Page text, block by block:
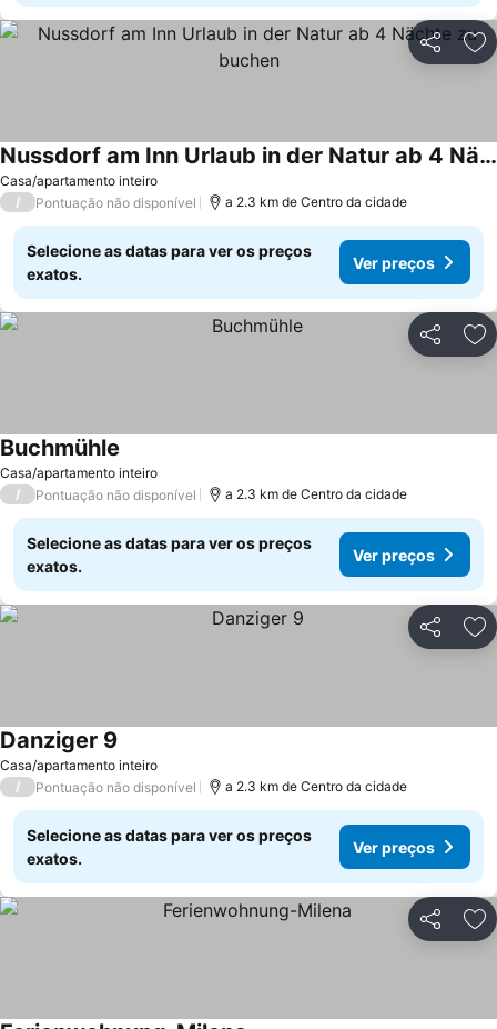
Partilhar
Casa/apartamento inteiro
Nussdorf am Inn Urlaub in der Natur ab 4 Nächte zu buchen
/ Pontuação não disponível a 2.3 km de Centro da cidade
Selecione as datas para ver os preços
exatos.
Ver preços
Partilhar
Casa/apartamento inteiro
Buchmühle
/ Pontuação não disponível a 2.3 km de Centro da cidade
Selecione as datas para ver os preços
exatos.
Ver preços
Partilhar
Casa/apartamento inteiro
Danziger 9
/ Pontuação não disponível a 2.3 km de Centro da cidade
Selecione as datas para ver os preços
exatos.
Ver preços
Partilhar